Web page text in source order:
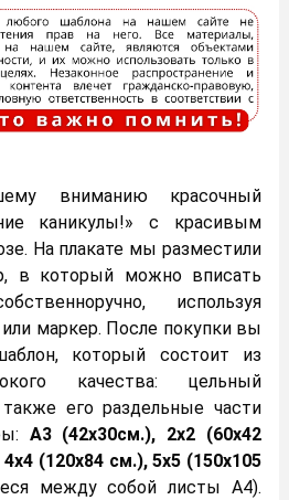
вниманию красочный
каникулы!» с красивым
На плакате мы разместили
в который можно вписать
используя
маркер. После покупки вы
который состоит из
качества: цельный
также его раздельные части
А3 (42х30см.), 2х2 (60х42
(120х84 см.), 5х5 (150х105
между собой листы А4).